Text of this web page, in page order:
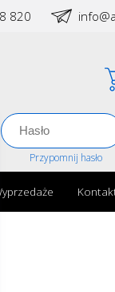
820
Przypomnij hasło